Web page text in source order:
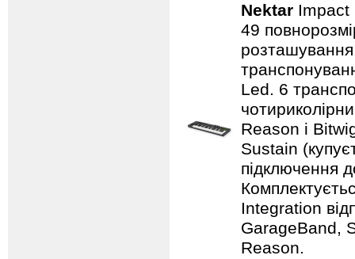
Nektar
49
розташування
Led. 6
Reason і
Sustain
підключення
Integration
GarageBand,
Reason.